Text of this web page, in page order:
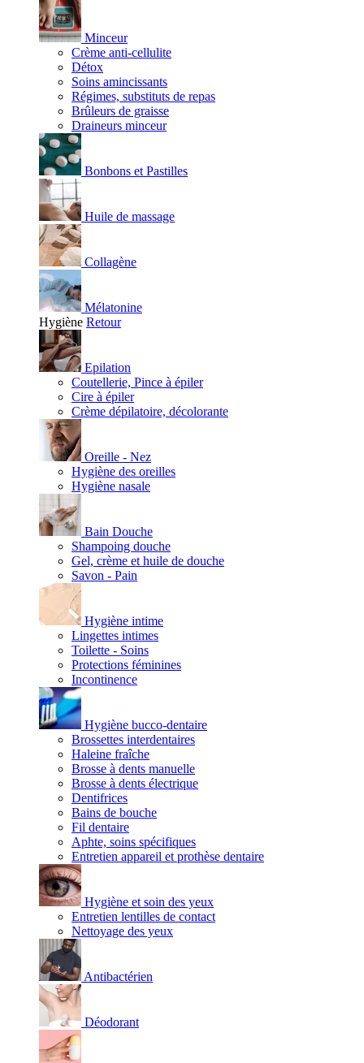
Minceur
Crème anti-cellulite
Détox
Soins amincissants
Régimes, substituts de repas
Brûleurs de graisse
Draineurs minceur
Bonbons et Pastilles
Huile de massage
Collagène
Mélatonine
Hygiène Retour
Epilation
Coutellerie, Pince à épiler
Cire à épiler
Crème dépilatoire, décolorante
Oreille - Nez
Hygiène des oreilles
Hygiène nasale
Bain Douche
Shampoing douche
Gel, crème et huile de douche
Savon - Pain
Hygiène intime
Lingettes intimes
Toilette - Soins
Protections féminines
Incontinence
Hygiène bucco-dentaire
Brossettes interdentaires
Haleine fraîche
Brosse à dents manuelle
Brosse à dents électrique
Dentifrices
Bains de bouche
Fil dentaire
Aphte, soins spécifiques
Entretien appareil et prothèse dentaire
Hygiène et soin des yeux
Entretien lentilles de contact
Nettoyage des yeux
Antibactérien
Déodorant